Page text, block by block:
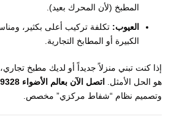
المطبخ (لأن المحرك بعيد).
العيوب: تكلفة تركيب أعلى بكثير،
الكبيرة أو المطابخ التجارية.
إذا كنت تبني منزلاً جديداً أو لديك مطبخ
هو الحل الأمثل. اتصل الآن بعالم الأضواء 55009328
وتصميم نظام “شفاط مركزي” مخصص.